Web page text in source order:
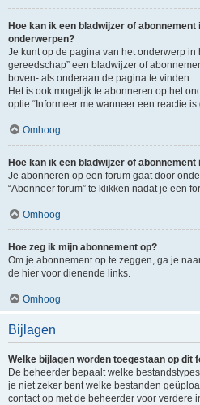
Hoe kan ik een bladwijzer of
onderwerpen?
Je kunt op de pagina van het onderwerp in
gereedschap” een bladwijzer of
boven- als onderaan de pagina te vinden.
Het is ook mogelijk te abonneren op het
optie “Informeer me wanneer een reactie
Omhoog
Hoe kan ik een bladwijzer of
Je abonneren op een forum gaat door
“Abonneer forum” te klikken nadat je een
Omhoog
Hoe zeg ik mijn abonnement op?
Om je abonnement op te zeggen, ga je
de hier voor dienende links.
Omhoog
Bijlagen
Welke bijlagen worden toegestaan op dit
De beheerder bepaalt welke
je niet zeker bent welke bestanden
contact op met de beheerder voor verdere